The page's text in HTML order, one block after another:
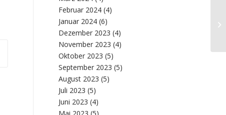
Februar 2024 (4)
Januar 2024 (6)
Dezember 2023 (4)
November 2023 (4)
Oktober 2023 (5)
September 2023 (5)
August 2023 (5)
Juli 2023 (5)
Juni 2023 (4)